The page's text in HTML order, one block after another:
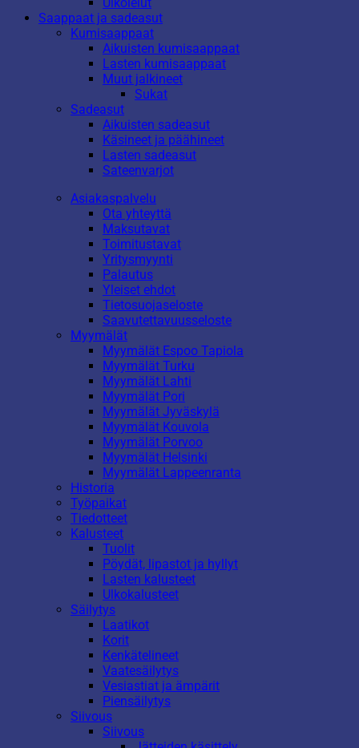
Saappaat ja sadeasut
Kumisaappaat
Aikuisten kumisaappaat
Lasten kumisaappaat
Muut jalkineet
Sukat
Sadeasut
Aikuisten sadeasut
Käsineet ja päähineet
Lasten sadeasut
Sateenvarjot
Asiakaspalvelu
Ota yhteyttä
Maksutavat
Toimitustavat
Yritysmyynti
Palautus
Yleiset ehdot
Tietosuojaseloste
Saavutettavuusseloste
Myymälät
Myymälät Espoo Tapiola
Myymälät Turku
Myymälät Lahti
Myymälät Pori
Myymälät Jyväskylä
Myymälät Kouvola
Myymälät Porvoo
Myymälät Helsinki
Myymälät Lappeenranta
Historia
Työpaikat
Tiedotteet
Kalusteet
Tuolit
Pöydät, lipastot ja hyllyt
Lasten kalusteet
Ulkokalusteet
Säilytys
Laatikot
Korit
Kenkätelineet
Vaatesäilytys
Vesiastiat ja ämpärit
Piensäilytys
Siivous
Siivous